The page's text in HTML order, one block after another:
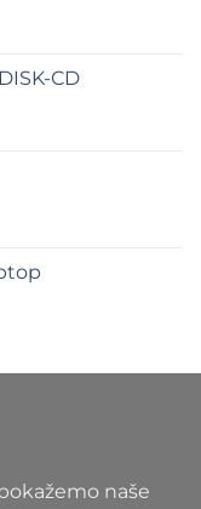
CD
RSD
naše